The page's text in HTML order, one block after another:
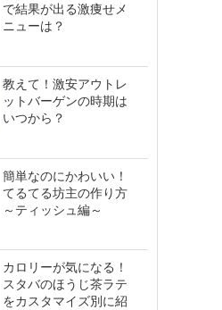
で結果が出る激痩せメ
ニューは？
教えて！激安アウトレ
ットバーゲンの時期は
いつから？
簡単なのにかわいい！
てるてる坊主の作り方
～ティッシュ編～
カロリーが気になる！
スタバのほうじ茶ラテ
をカスタマイズ別に紹